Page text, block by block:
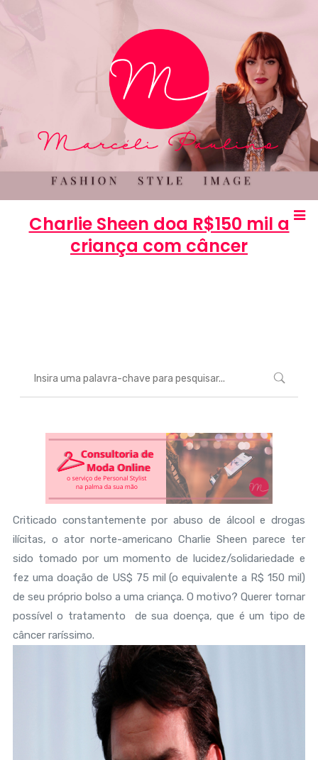
Charlie Sheen doa R$150 mil a
criança com câncer
Criticado constantemente por abuso de álcool e drogas
ilícitas, o ator norte-americano Charlie Sheen parece ter
sido tomado por um momento de lucidez/solidariedade e
fez uma doação de US$ 75 mil (o equivalente a R$ 150 mil)
de seu próprio bolso a uma criança. O motivo? Querer tornar
possível o tratamento de sua doença, que é um tipo de
câncer raríssimo.